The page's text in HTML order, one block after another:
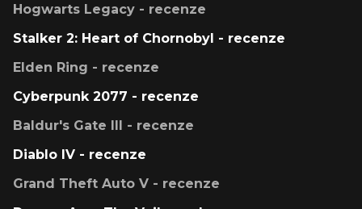
Hogwarts Legacy - recenze
Stalker 2: Heart of Chornobyl - recenze
Elden Ring - recenze
Cyberpunk 2077 - recenze
Baldur's Gate III - recenze
Diablo IV - recenze
Grand Theft Auto V - recenze